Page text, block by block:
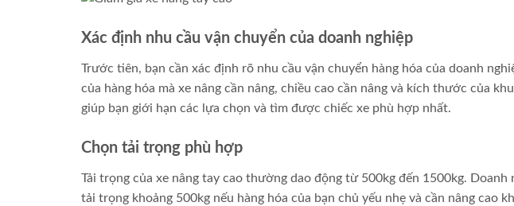
Xác định nhu cầu vận chuyển của doanh nghiệp
Trước tiên, bạn cần xác định rõ nhu cầu vận chuyển hàng hóa của doanh
của hàng hóa mà xe nâng cần nâng, chiều cao cần nâng và kích thước của
giúp bạn giới hạn các lựa chọn và tìm được chiếc xe phù hợp nhất.
Chọn tải trọng phù hợp
Tải trọng của xe nâng tay cao thường dao động từ 500kg đến 1500kg.
tải trọng khoảng 500kg nếu hàng hóa của bạn chủ yếu nhẹ và cần nâng cao